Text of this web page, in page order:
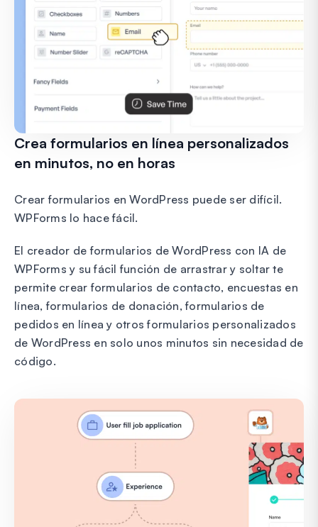
Crea formularios en línea personalizados
en minutos, no en horas
Crear formularios en WordPress puede ser difícil.
WPForms lo hace fácil.
El creador de formularios de WordPress con IA de
WPForms y su fácil función de arrastrar y soltar te
permite crear formularios de contacto, encuestas en
línea, formularios de donación, formularios de
pedidos en línea y otros formularios personalizados
de WordPress en solo unos minutos sin necesidad de
código.